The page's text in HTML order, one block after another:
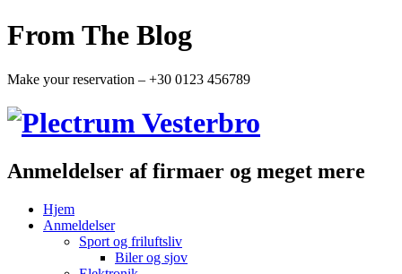
From The Blog
Make your reservation – +30 0123 456789
Anmeldelser af firmaer og meget mere
Hjem
Anmeldelser
Sport og friluftsliv
Biler og sjov